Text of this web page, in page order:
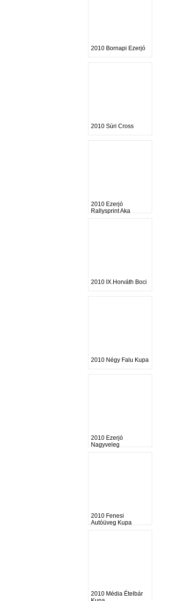
2010 Bornapi Ezerjó
2010 Súri Cross
2010 Ezerjó
Rallysprint Aka
2010 IX.Horváth Boci
2010 Négy Falu Kupa
2010 Ezerjó
Nagyveleg
2010 Fenesi
Autóüveg Kupa
2010 Média Ételbár